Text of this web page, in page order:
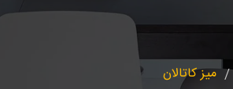
میز کاتالان